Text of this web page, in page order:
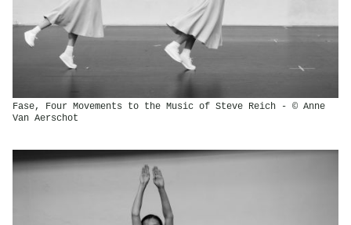
Fase, Four Movements to the Music of Steve Reich - © Anne
Van Aerschot